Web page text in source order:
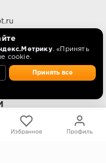
. «Принять
cookie.
Принять все
Избранное Профиль